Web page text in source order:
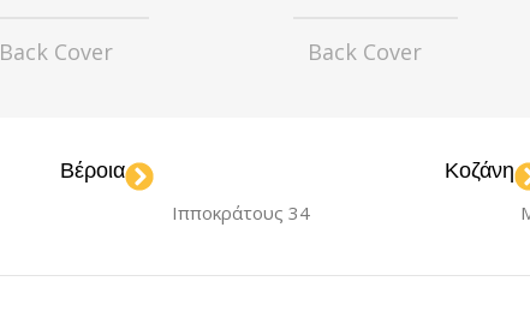
Back Cover
Light Blue Navy Blue
Back Cover
Light
Blue
Pink
Βέροια
Ιπποκράτους 34
Κοζάνη